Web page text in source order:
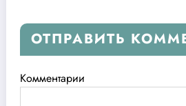
ОТПРАВИТЬ
Комментарии